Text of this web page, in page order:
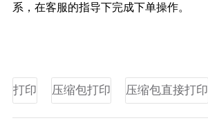
系，在客服的指导下完成下单操作。
打印 压缩包打印 压缩包直接打印